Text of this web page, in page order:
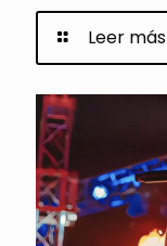
Leer más